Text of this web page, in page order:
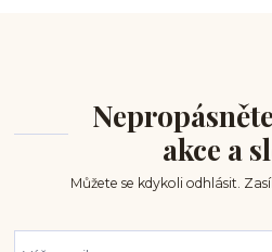
akce a
Můžete se kdykoli odhlásit.